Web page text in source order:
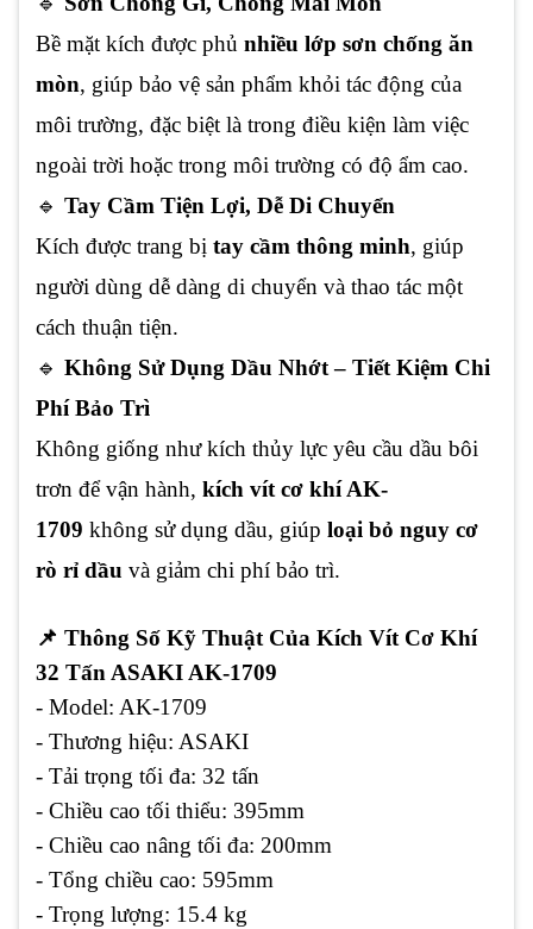
Bề mặt kích được phủ nhiều lớp sơn chống ăn
mòn, giúp bảo vệ sản phẩm khỏi tác động của
môi trường, đặc biệt là trong điều kiện làm việc
ngoài trời hoặc trong môi trường có độ ẩm cao.
🔹 Tay Cầm Tiện Lợi, Dễ Di Chuyển
Kích được trang bị tay cầm thông minh, giúp
người dùng dễ dàng di chuyển và thao tác một
cách thuận tiện.
🔹 Không Sử Dụng Dầu Nhớt – Tiết Kiệm Chi
Phí Bảo Trì
Không giống như kích thủy lực yêu cầu dầu bôi
trơn để vận hành, kích vít cơ khí AK-
1709 không sử dụng dầu, giúp loại bỏ nguy cơ
rò rỉ dầu và giảm chi phí bảo trì.
📌 Thông Số Kỹ Thuật Của Kích Vít Cơ Khí
32 Tấn ASAKI AK-1709
- Model: AK-1709
- Thương hiệu: ASAKI
- Tải trọng tối đa: 32 tấn
- Chiều cao tối thiểu: 395mm
- Chiều cao nâng tối đa: 200mm
- Tổng chiều cao: 595mm
- Trọng lượng: 15.4 kg